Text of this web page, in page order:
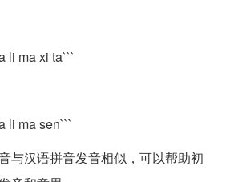
li ma xi ta```
li ma sen```
与汉语拼音发音相似，可以帮助初